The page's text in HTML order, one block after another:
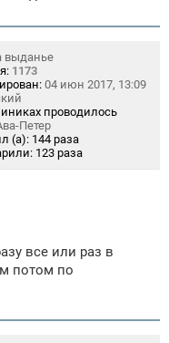
выданье
1173
04 июн 2017, 13:09
проводилось
Петер
(а): 144 раза
123 раза
все или раз в
потом по